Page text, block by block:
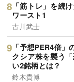
「筋トレ」を続
ワースト1
古川武士
「予想PER4倍
クシア株を襲う
い2銘柄とは？
鈴木貴博